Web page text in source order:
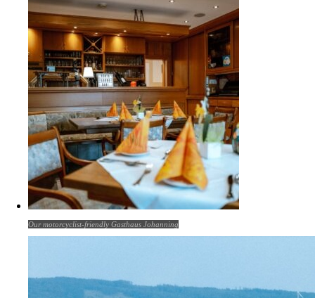
Our motorcyclist-friendly Gasthaus Johanning